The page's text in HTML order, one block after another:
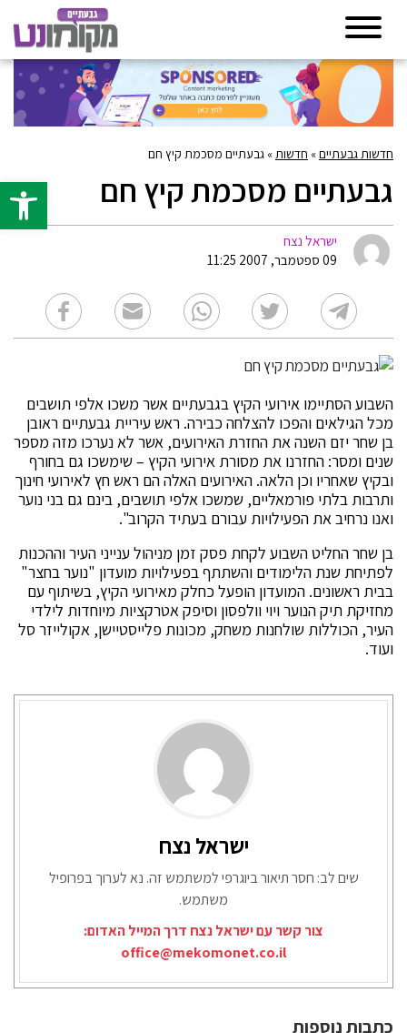
פתח
חדשות גבעתיים» חדשות » גבעתיים מסכמת קיץ חם
גבעתיים מסכמת קיץ חם
ישראל נצח
09 ספטמבר, 2007 11:25
השבוע הסתיימו אירועי הקיץ בגבעתיים אשר משכו אלפי תושבים
מכל הגילאים והפכו להצלחה כבירה. ראש עיריית גבעתיים ראובן
בן שחר יזם השנה את החזרת האירועים, אשר לא נערכו מזה מספר
שנים ומסר: החזרנו את מסורת אירועי הקיץ – שימשכו גם בחורף
ובקיץ שאחריו וכן הלאה. האירועים האלה הם ראש חץ לאירועי חינוך
ותרבות בלתי פורמאליים, שמשכו אלפי תושבים, בינם גם בני נוער
ואנו נרחיב את הפעילויות עבורם בעתיד הקרוב".
בן שחר החליט השבוע לקחת פסק זמן מניהול ענייני העיר וההכנות
לפתיחת שנת הלימודים והשתתף בפעילויות מועדון "נוער בחצר"
בבית ראשונים. המועדון הופעל כחלק מאירועי הקיץ, בשיתוף עם
מחזיקת תיק הנוער ויוי וולפסון וסיפק אטרקציות מיוחדות לילדי
העיר, הכוללות שולחנות משחק, מכונות פלייסטיישן, אקולייזר סל
ועוד.
ישראל נצח
שים לב: חסר תיאור ביוגרפי למשתמש זה. נא לערוך בפרופיל
משתמש.
צור קשר עם ישראל נצח דרך המייל האדום:
office@mekomonet.co.il
כתבות נוספות